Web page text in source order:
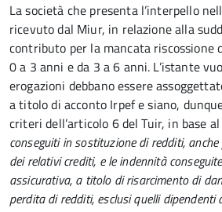
La società che presenta l’interpello
ricevuto dal Miur, in relazione alla
contributo per la mancata riscossione
0 a 3 anni e da 3 a 6 anni. L’istante
erogazioni debbano essere
a titolo di acconto Irpef e siano,
criteri dell’articolo 6 del Tuir, in base al
conseguiti in sostituzione di redditi,
dei relativi crediti, e le indennità
assicurativa, a titolo di risarcimento di
perdita di redditi, esclusi quelli dipendenti